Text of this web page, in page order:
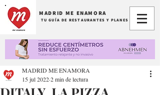
MADRID ME ENAMORA
TU GUÍA DE RESTAURANTES Y PLANES
MADRID ME ENAMORA
15 jul 20222 min de lectura